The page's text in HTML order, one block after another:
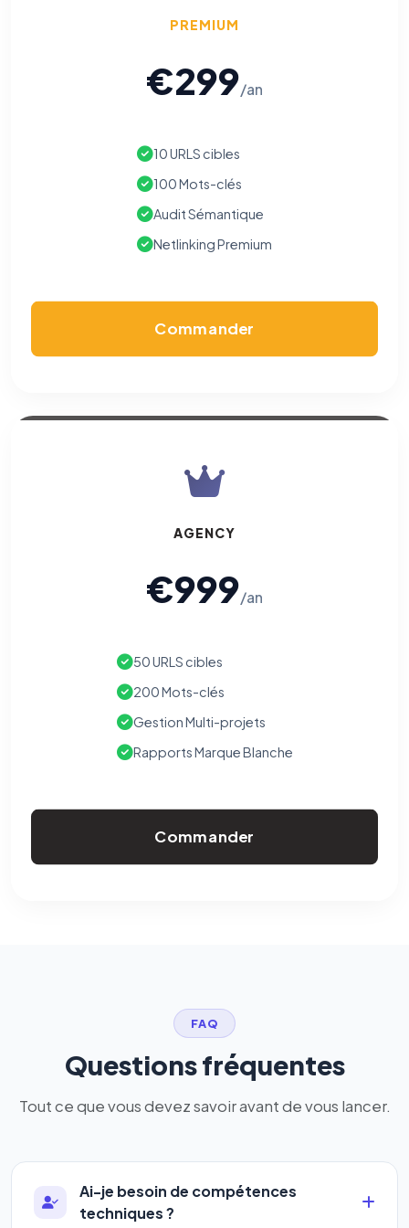
PREMIUM
€299/an
10 URLS cibles
100 Mots-clés
Audit Sémantique
Netlinking Premium
Commander
AGENCY
€999/an
50 URLS cibles
200 Mots-clés
Gestion Multi-projets
Rapports Marque Blanche
Commander
FAQ
Questions fréquentes
Tout ce que vous devez savoir avant de vous lancer.
Ai-je besoin de compétences
techniques ?